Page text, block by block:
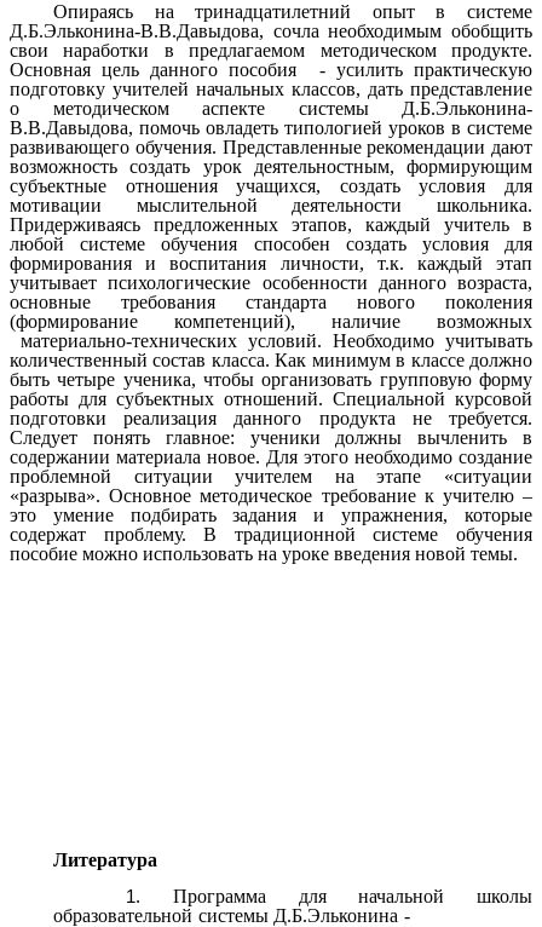
Опираясь на тринадцатилетний опыт в системе
Д.Б.Эльконина-В.В.Давыдова, сочла необходимым обобщить
свои наработки в предлагаемом методическом продукте.
Основная цель данного пособия - усилить практическую
подготовку учителей начальных классов, дать представление
о методическом аспекте системы Д.Б.Эльконина-
В.В.Давыдова, помочь овладеть типологией уроков в системе
развивающего обучения. Представленные рекомендации дают
возможность создать урок деятельностным, формирующим
субъектные отношения учащихся, создать условия для
мотивации мыслительной деятельности школьника.
Придерживаясь предложенных этапов, каждый учитель в
любой системе обучения способен создать условия для
формирования и воспитания личности, т.к. каждый этап
учитывает психологические особенности данного возраста,
основные требования стандарта нового поколения
(формирование компетенций), наличие возможных
материально-технических условий. Необходимо учитывать
количественный состав класса. Как минимум в классе должно
быть четыре ученика, чтобы организовать групповую форму
работы для субъектных отношений. Специальной курсовой
подготовки реализация данного продукта не требуется.
Следует понять главное: ученики должны вычленить в
содержании материала новое. Для этого необходимо создание
проблемной ситуации учителем на этапе «ситуации
«разрыва». Основное методическое требование к учителю –
это умение подбирать задания и упражнения, которые
содержат проблему. В традиционной системе обучения
пособие можно использовать на уроке введения новой темы.
Литература
Программа для начальной школы
образовательной системы Д.Б.Эльконина -